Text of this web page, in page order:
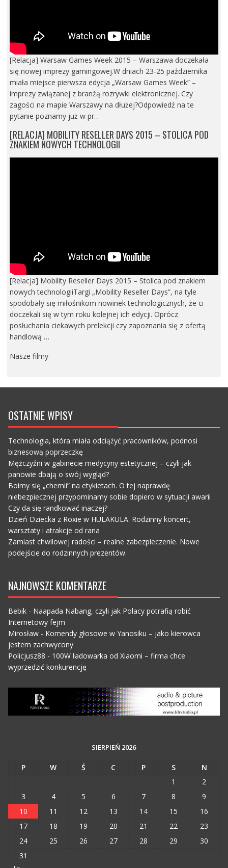
[Relacja] Warsaw Games Week 2015 – Warszawa doczekała
się nowej imprezy gamingowej.W dniach 23-25 października
miała miejsce pierwsza edycja „Warsaw Games Week” –
imprezy związanej z branżą rozrywki elektronicznej. Czy
zagości na mapie Warszawy na dłużej?Odpowiedź na te
pytanie poznamy już w pr…
[RELACJA] MOBILITY RESELLER DAYS 2015 – STOLICA POD
ZNAKIEM NOWYCH TECHNOLOGII
[Relacja] Mobility Reseller Days 2015 – Stolica pod znakiem
nowych technologiiTargi „Mobility Reseller Days”, na tyle
spodobały się miłośnikom nowinek technologicznych, że ci
doczekali się w tym roku kolejnej ich edycji. Oprócz
posłuchania ciekawych prelekcji czy zapoznania się z ofertą
handlową …
Nasze filmy
OSTATNIE WPISY
Technologia, która miała odciążyć pracowników, podnosi
biznesową poprzeczkę
Mężczyźni w gabinecie medycyny estetycznej – czyli jak
panowie dbają o swój wygląd?
Boimy się „chemii” na etykietach. O tej naprawdę
niebezpiecznej przypominamy sobie dopiero w sytuacji awarii
Czy da się randkować inaczej?
Dzień Dziecka z Roxie w HULAKULA. Rodzinny koncert,
warsztaty i atrakcje od rana
Zamiast chwilowej radości – realne zabezpieczenie. Nowe
podejście do rodzinnych prezentów.
NAJNOWSZE KOMENTARZE
Bebik- Naapada Nabang, czyli jak Polacy potrafią robić
Internetowy fejm
Mirosław- Komendy głosowe w Yanosiku – jako kierowca
jestem zachwycony
Policjusz88 - 100W ładowarka od Xiaomi – firma chce
wyprzedzić konkurencję
SIERPIEŃ 2026
P W Ś C P S
N
1
2
3
4 5 6 7 8
9
10
11 12 13 14 15
16
17
18 19 20 21 22
23
24
25 26 27 28 29
30
31